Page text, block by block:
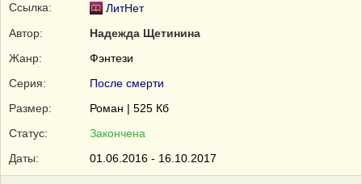
Ссылка:
ЛитНет
Автор:
Надежда Щетинина
Жанр:
Фэнтези
Серия:
После смерти
Размер:
Роман | 525 Кб
Статус:
Закончена
Даты:
01.06.2016 - 16.10.2017